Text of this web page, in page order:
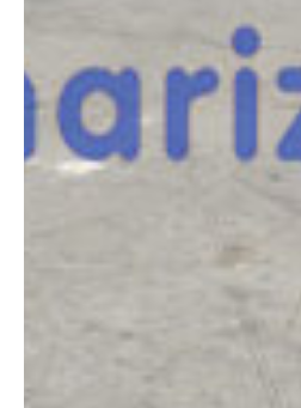
¿Te interesa
esta máquina?
Rellena este formulario y
sobre esta máquina para
directo contigo.
Manitou 120